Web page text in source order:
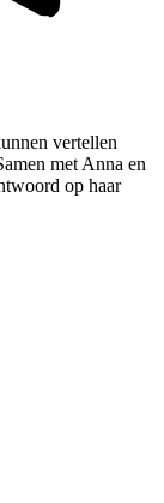
vertellen
met Anna en
op haar